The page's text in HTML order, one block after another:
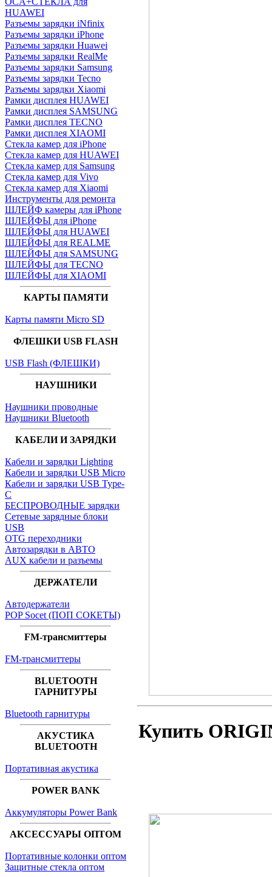
HUAWEI
Разъемы зарядки iNfinix
Разъемы зарядки iPhone
Разъемы зарядки Huawei
Разъемы зарядки RealMe
Разъемы зарядки Samsung
Разъемы зарядки Tecno
Разъемы зарядки Xiaomi
Рамки дисплея HUAWEI
Рамки дисплея SAMSUNG
Рамки дисплея TECNO
Рамки дисплея XIAOMI
Стекла камер для iPhone
Стекла камер для HUAWEI
Стекла камер для Samsung
Стекла камер для Vivo
Стекла камер для Xiaomi
Инструменты для ремонта
ШЛЕЙФ камеры для iPhone
ШЛЕЙФЫ для iPhone
ШЛЕЙФЫ для HUAWEI
ШЛЕЙФЫ для REALME
ШЛЕЙФЫ для SAMSUNG
ШЛЕЙФЫ для TECNO
ШЛЕЙФЫ для XIAOMI
КАРТЫ ПАМЯТИ
Карты памяти Micro SD
ФЛЕШКИ USB FLASH
USB Flash (ФЛЕШКИ)
НАУШНИКИ
Наушники проводные
Наушники Bluetooth
КАБЕЛИ И ЗАРЯДКИ
Кабели и зарядки Lighting
Кабели и зарядки USB Micro
Кабели и зарядки USB Type-
C
БЕСПРОВОДНЫЕ зарядки
Сетевые зарядные блоки
USB
OTG переходники
Автозарядки в АВТО
AUX кабели и разъемы
ДЕРЖАТЕЛИ
Автодержатели
POP Socet (ПОП СОКЕТЫ)
FM-трансмиттеры
FM-трансмиттеры
BLUETOOTH
ГАРНИТУРЫ
Bluetooth гарнитуры
АКУСТИКА
BLUETOOTH
Портативная акустика
POWER BANK
Аккумуляторы Power Bank
АКСЕССУАРЫ ОПТОМ
Портативные колонки оптом
Защитные стекла оптом
Купить